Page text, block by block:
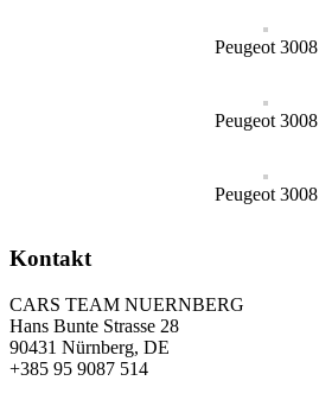
Peugeot 3008
Peugeot 3008
Peugeot 3008
Kontakt
CARS TEAM NUERNBERG
Hans Bunte Strasse 28
90431 Nürnberg, DE
+385 95 9087 514